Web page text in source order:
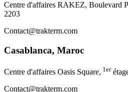
Centre d'affaires RAKEZ, Boulevard
2203
Contact@trakterm.com
Casablanca, Maroc
Centre d'affaires Oasis Square, 1er
Contact@trakterm.com